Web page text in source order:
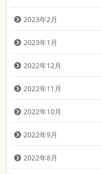
2023年2月
2023年1月
2022年12月
2022年11月
2022年10月
2022年9月
2022年8月